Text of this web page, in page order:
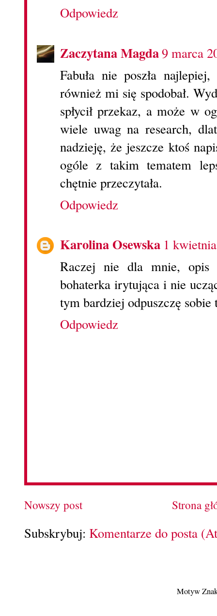
Odpowiedz
Zaczytana Magda9 marca
Fabuła nie poszła
również mi się spodobał.
spłycił przekaz, a może w
wiele uwag na research,
nadzieję, że jeszcze ktoś
ogóle z takim tematem
chętnie przeczytała.
Odpowiedz
Karolina Osewska 1
Raczej nie dla mnie, opis
bohaterka irytująca i nie
tym bardziej odpuszczę sobie
Odpowiedz
Nowszy post Strona
Subskrybuj: Komentarze do posta
Motyw